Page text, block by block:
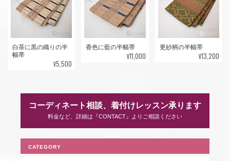
白茶に黒の織りの半
幅帯
¥5,500
香色に藍の半幅帯
¥11,000
更紗柄の半幅帯
¥13,200
コーディネート相談、着付けレッスン承ります
料金など、詳細は『CONTACT』よりご相談ください
CATEGORY